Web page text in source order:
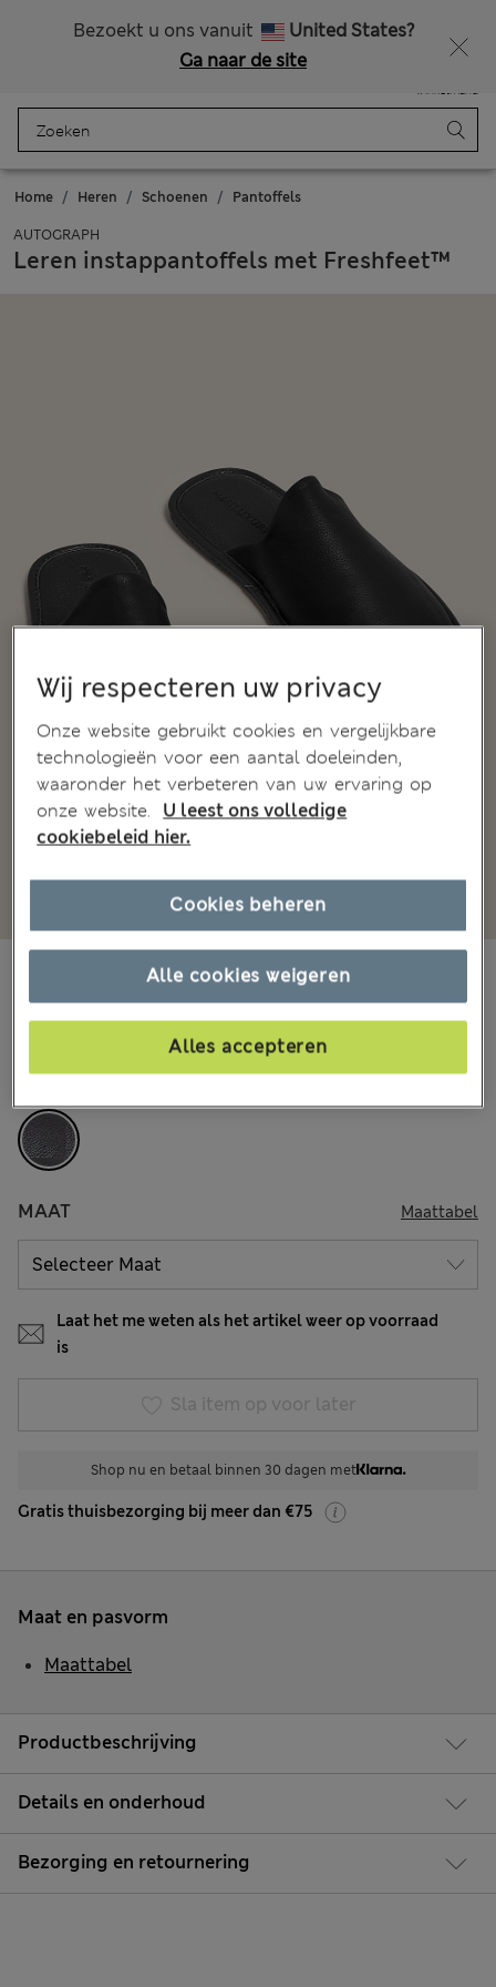
Bezoekt u ons vanuit
United States?
Ga naar de site
Winkelmand
Home Heren Schoenen Pantoffels
AUTOGRAPH
Leren instappantoffels met Freshfeet™
146 Beoordelingen
Alle prijzen zijn inclusief btw en invoerrechten
Donker Marine
MAAT Maattabel
Laat het me weten als het artikel weer op voorraad
is
Sla item op voor later
Shop nu en betaal binnen 30 dagen met
Gratis thuisbezorging bij meer dan €75
Productbeschrijving
Details en onderhoud
Bezorging en retournering
Maat en pasvorm
Maattabel
Wij respecteren uw privacy
Onze website gebruikt cookies en vergelijkbare
technologieën voor een aantal doeleinden,
waaronder het verbeteren van uw ervaring op
onze website.
U leest ons volledige
cookiebeleid hier.
Alle cookies weigeren
Alles accepteren
Cookies beheren